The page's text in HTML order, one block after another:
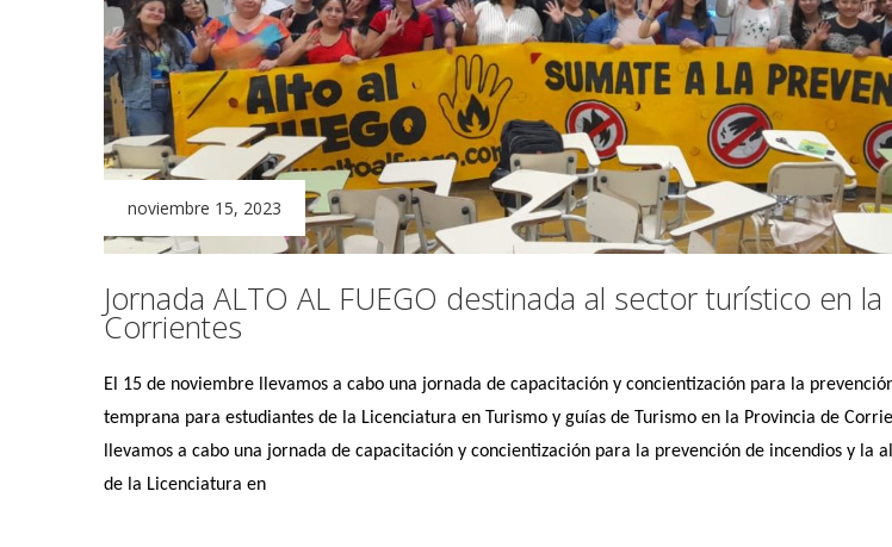
noviembre 15, 2023
Jornada ALTO AL FUEGO destinada al sector turístico en
Corrientes
El 15 de noviembre llevamos a cabo una jornada de capacitación y concientización para la
temprana para estudiantes de la Licenciatura en Turismo y guías de Turismo en la Provincia de
llevamos a cabo una jornada de capacitación y concientización para la prevención de incendios y la
de la Licenciatura en